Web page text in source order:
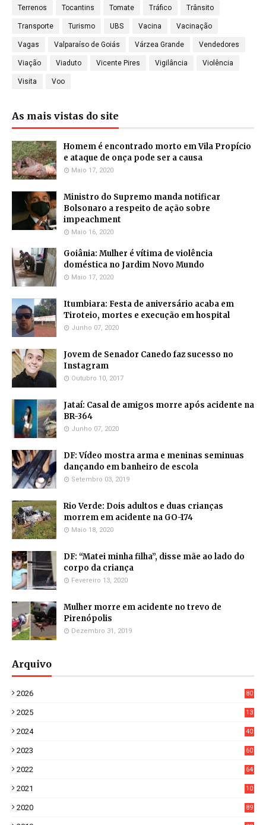
Terrenos Tocantins Tomate Tráfico Trânsito
Transporte Turismo UBS Vacina Vacinação
Vagas Valparaíso de Goiás Várzea Grande Vendedores
Viação Viaduto Vicente Pires Vigilância Violência
Visita Voo
As mais vistas do site
Homem é encontrado morto em Vila Propício
e ataque de onça pode ser a causa
Maio 17, 2020
Ministro do Supremo manda notificar
Bolsonaro a respeito de ação sobre
impeachment
Maio 16, 2020
Goiânia: Mulher é vítima de violência
doméstica no Jardim Novo Mundo
Maio 17, 2020
Itumbiara: Festa de aniversário acaba em
Tiroteio, mortes e execução em hospital
Junho 07, 2020
Jovem de Senador Canedo faz sucesso no
Instagram
Outubro 10, 2017
Jataí: Casal de amigos morre após acidente na
BR-364
Junho 07, 2020
DF: Vídeo mostra arma e meninas seminuas
dançando em banheiro de escola
Setembro 03, 2019
Rio Verde: Dois adultos e duas crianças
morrem em acidente na GO-174
Maio 18, 2020
DF: “Matei minha filha”, disse mãe ao lado do
corpo da criança
Fevereiro 13, 2020
Mulher morre em acidente no trevo de
Pirenópolis
Dezembro 31, 2019
Arquivo
2026
80
2025
13
2024
40
2023
60
2022
64
2021
10
2020
89